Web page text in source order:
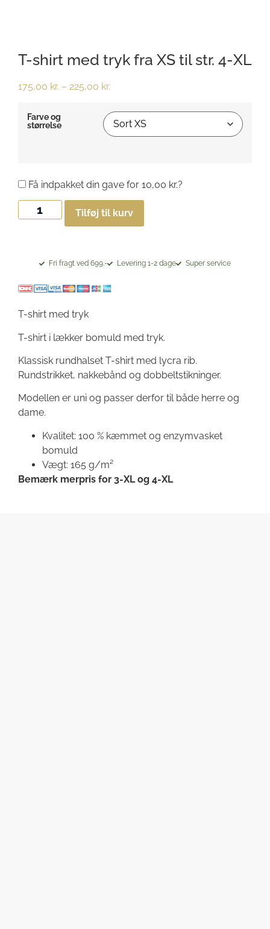
T-shirt med tryk fra XS til str. 4-XL
175,00 kr. – 225,00 kr.
Farve og
størrelse
Tilføj til kurv
Få indpakket din gave for 10,00 kr.?
Fri fragt ved 699.- Levering 1-2 dage Super service
T-shirt med tryk
T-shirt i lækker bomuld med tryk.
Klassisk rundhalset T-shirt med lycra rib.
Rundstrikket, nakkebånd og dobbeltstikninger.
Modellen er uni og passer derfor til både herre og
dame.
Kvalitet: 100 % kæmmet og enzymvasket
bomuld
Vægt: 165 g/m²
Bemærk merpris for 3-XL og 4-XL